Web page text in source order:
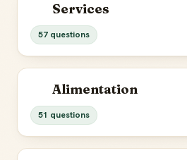
Services
57 questions
Alimentation
51 questions